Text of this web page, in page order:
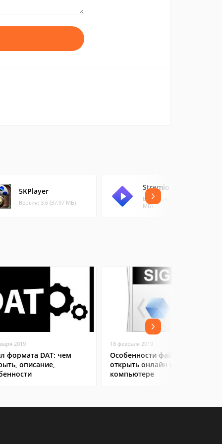
5KPlayer
Версия: 3.6 (37.97 МБ)
Stremio
Версия: 4.4.168 (202.72
МБ)
2019
формата DAT: чем
описание,
18 февраля 2019
Особенности файла SIG: как
открыть онлайн и на
компьютере